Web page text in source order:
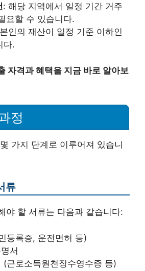
: 해당 지역에서 일정 기간 거주
요할 수 있습니다.
인의 재산이 일정 기준 이하인
다.
자격과 혜택을 지금 바로 알아보
정
가지 단계로 이루어져 있습니
류
야 할 서류는 다음과 같습니다:
등록증, 운전면허 등)
서
(근로소득원천징수영수증 등)